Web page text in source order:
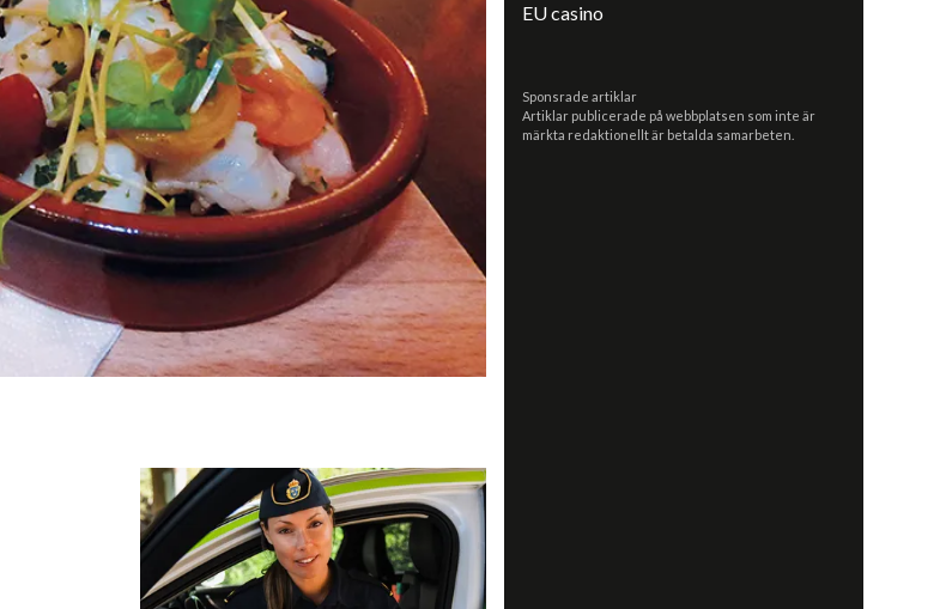
EU casino
Sponsrade artiklar
Artiklar publicerade på webbplatsen som inte är
märkta redaktionellt är betalda samarbeten.